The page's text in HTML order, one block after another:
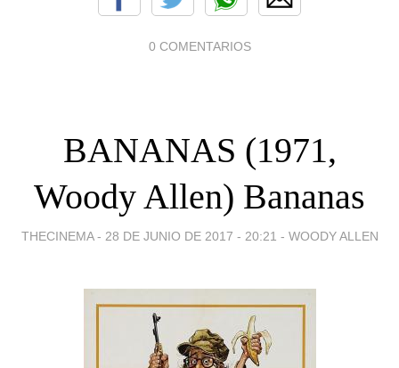
0 COMENTARIOS
BANANAS (1971,
Woody Allen) Bananas
THECINEMA - 28 DE JUNIO DE 2017 - 20:21 - WOODY ALLEN